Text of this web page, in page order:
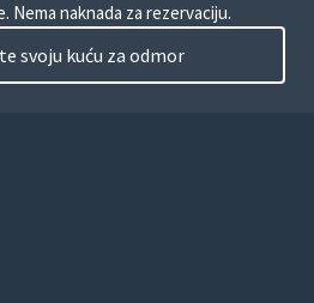
Nema naknada za rezervaciju.
svoju kuću za odmor